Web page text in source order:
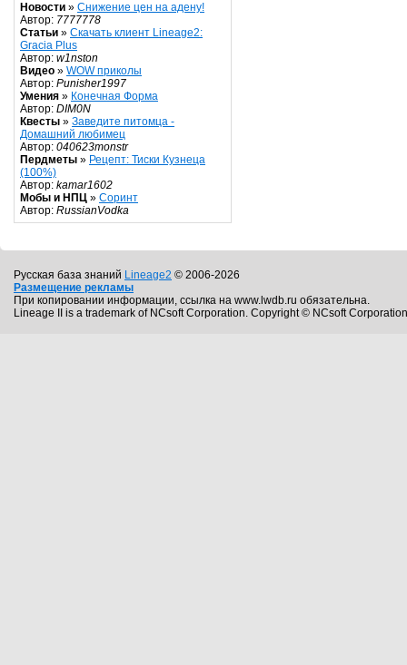
Новости » Снижение цен на адену!
Автор: 7777778
Статьи » Скачать клиент Lineage2:
Gracia Plus
Автор: w1nston
Видео » WOW приколы
Автор: Punisher1997
Умения » Конечная Форма
Автор: DIM0N
Квесты » Заведите питомца -
Домашний любимец
Автор: 040623monstr
Пердметы » Рецепт: Тиски Кузнеца
(100%)
Автор: kamar1602
Мобы и НПЦ » Соринт
Автор: RussianVodka
Русская база знаний Lineage2 © 2006-2026
Размещение рекламы
При копировании информации, ссылка на www.lwdb.ru обязательна.
Lineage II is a trademark of NCsoft Corporation. Copyright © NCsoft